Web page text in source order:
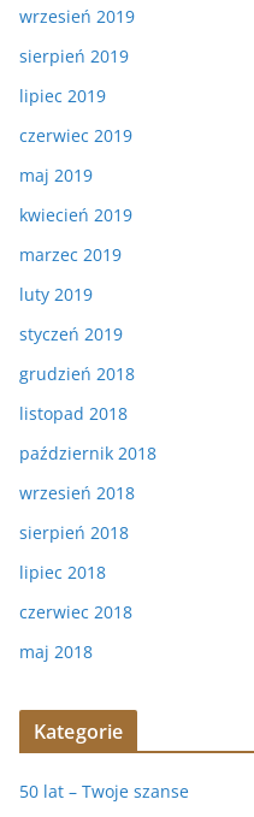
wrzesień 2019
sierpień 2019
lipiec 2019
czerwiec 2019
maj 2019
kwiecień 2019
marzec 2019
luty 2019
styczeń 2019
grudzień 2018
listopad 2018
październik 2018
wrzesień 2018
sierpień 2018
lipiec 2018
czerwiec 2018
maj 2018
Kategorie
50 lat – Twoje szanse